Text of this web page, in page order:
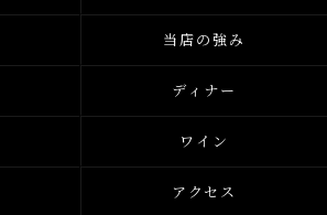
当店の強み
ディナー
ワイン
アクセス